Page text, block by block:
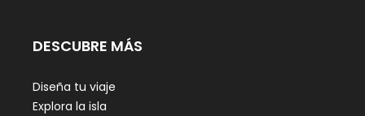
DESCUBRE MÁS
Diseña tu viaje
Explora la isla